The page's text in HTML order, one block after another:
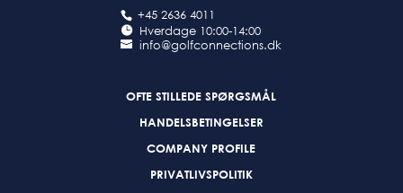
+45 2636 4011
Hverdage 10:00-14:00
info@golfconnections.dk
OFTE STILLEDE SPØRGSMÅL
HANDELSBETINGELSER
COMPANY PROFILE
PRIVATLIVSPOLITIK